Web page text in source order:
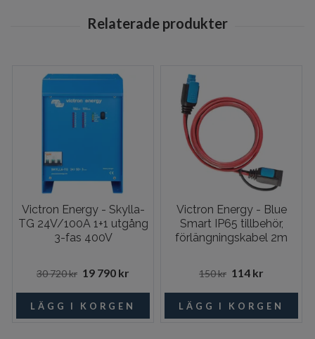
Victron Energy - Skylla-
TG 24V/100A 1+1 utgång
3-fas 400V
30 720 kr 19 790 kr
Victron Energy - Blue
Smart IP65 tillbehör,
förlängningskabel 2m
150 kr 114 kr